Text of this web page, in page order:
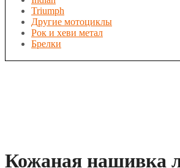
Triumph
Другие мотоциклы
Рок и хеви метал
Брелки
Кожаная нашивка